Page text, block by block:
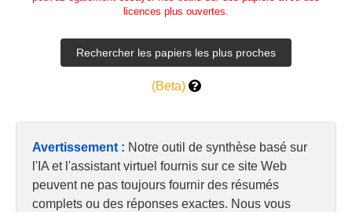
licences plus ouvertes.
(Beta)
Avertissement : Notre outil de synthèse basé sur
l'IA et l'assistant virtuel fournis sur ce site Web
peuvent ne pas toujours fournir des résumés
complets ou des réponses exactes. Nous vous